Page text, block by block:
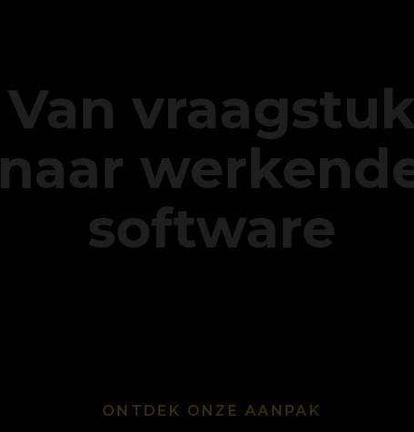
Van
naar
software
ONTDEK ONZE AANPAK